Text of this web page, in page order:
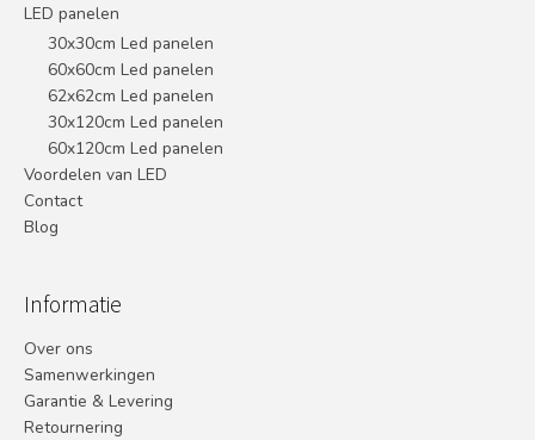
LED panelen
30x30cm Led panelen
60x60cm Led panelen
62x62cm Led panelen
30x120cm Led panelen
60x120cm Led panelen
Voordelen van LED
Contact
Blog
Informatie
Over ons
Samenwerkingen
Garantie & Levering
Retournering